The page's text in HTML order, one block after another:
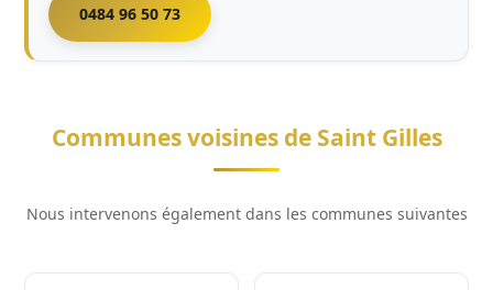
0484 96 50 73
Communes voisines de Saint Gilles
Nous intervenons également dans les communes suivantes